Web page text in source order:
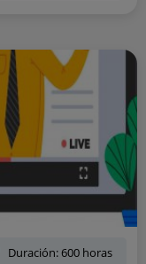
Duración: 600 horas